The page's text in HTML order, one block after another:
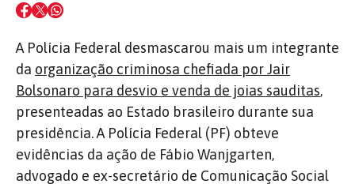
A Polícia Federal desmascarou mais um integrante
da organização criminosa chefiada por Jair
Bolsonaro para desvio e venda de joias sauditas,
presenteadas ao Estado brasileiro durante sua
presidência. A Polícia Federal (PF) obteve
evidências da ação de Fábio Wanjgarten,
advogado e ex-secretário de Comunicação Social